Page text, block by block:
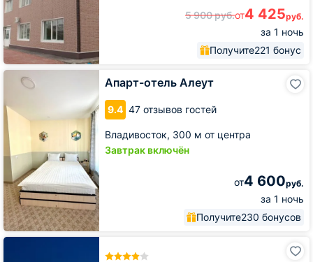
5 900руб.от4 425руб.
за 1 ночь
Получите221 бонус
Апарт-отель Алеут
9.4 47 отзывов гостей
Владивосток, 300 м от центра
Завтрак включён
от4 600руб.
за 1 ночь
Получите230 бонусов
Апарт-
отель
АЗИМУТ